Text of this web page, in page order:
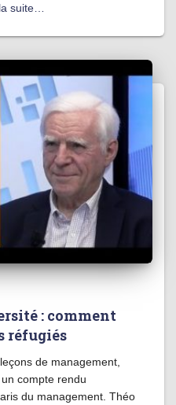
suite…
: comment
réfugiés
de management,
compte rendu
du management. Théo